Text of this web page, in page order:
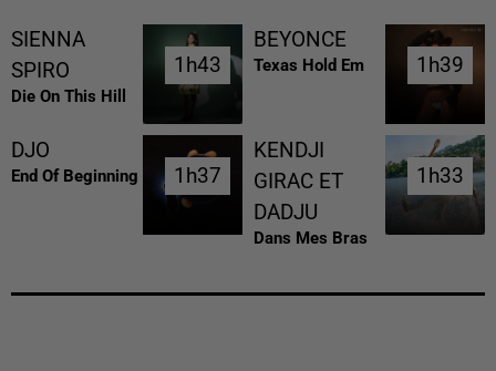
SIENNA
SPIRO
Die On This Hill
1h43
1h43
BEYONCE
Texas Hold Em 1h39
1h39
DJO
End Of Beginning 1h37
1h37
KENDJI
GIRAC ET
DADJU
Dans Mes Bras
1h33
1h33